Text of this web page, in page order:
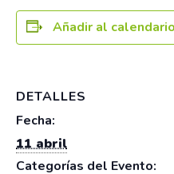
Añadir al calendario
DETALLES
Fecha:
11 abril
Categorías del Evento: